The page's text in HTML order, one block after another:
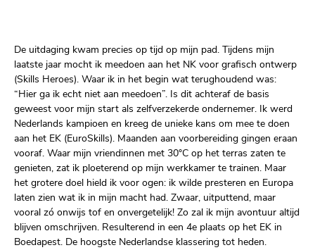
De uitdaging kwam precies op tijd op mijn pad. Tijdens mijn
laatste jaar mocht ik meedoen aan het NK voor grafisch ontwerp
(Skills Heroes). Waar ik in het begin wat terughoudend was:
“Hier ga ik echt niet aan meedoen”. Is dit achteraf de basis
geweest voor mijn start als zelfverzekerde ondernemer. Ik werd
Nederlands kampioen en kreeg de unieke kans om mee te doen
aan het EK (EuroSkills). Maanden aan voorbereiding gingen eraan
vooraf. Waar mijn vriendinnen met 30°C op het terras zaten te
genieten, zat ik ploeterend op mijn werkkamer te trainen. Maar
het grotere doel hield ik voor ogen: ik wilde presteren en Europa
laten zien wat ik in mijn macht had. Zwaar, uitputtend, maar
vooral zó onwijs tof en onvergetelijk! Zo zal ik mijn avontuur altijd
blijven omschrijven. Resulterend in een 4e plaats op het EK in
Boedapest. De hoogste Nederlandse klassering tot heden.